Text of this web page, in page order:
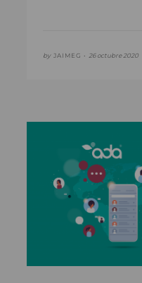
by JAIMEG • 26 octubre 2020